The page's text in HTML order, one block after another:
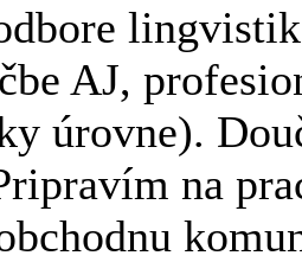
AJ,
úrovne).
na